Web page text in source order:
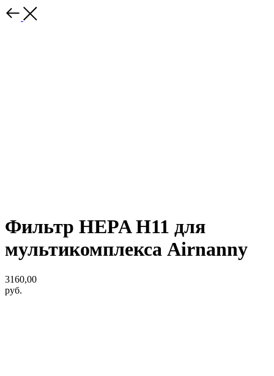
Фильтр HEPA H11 для
мультикомплекса Airnanny
3160,00
руб.